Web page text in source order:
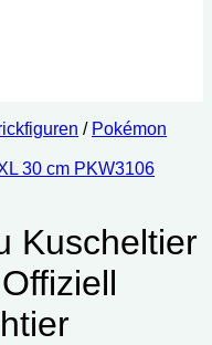
/ Pokémon
Kuscheltier